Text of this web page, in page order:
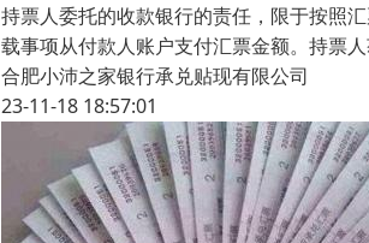
持票人委托的收款银行的责任，限于按照
载事项从付款人账户支付汇票金额。持票
合肥小沛之家银行承兑贴现有限公司
23-11-18 18:57:01